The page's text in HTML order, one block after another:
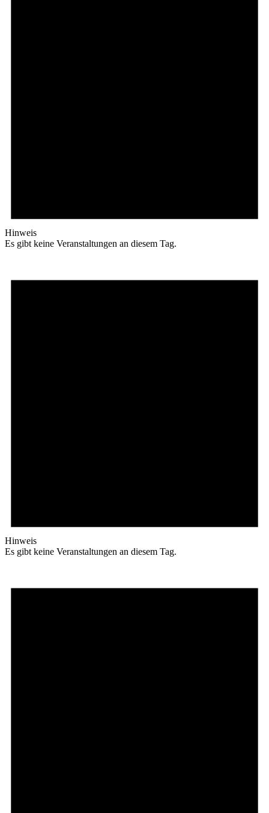
Hinweis
Es gibt keine Veranstaltungen an diesem Tag.
Hinweis
Es gibt keine Veranstaltungen an diesem Tag.